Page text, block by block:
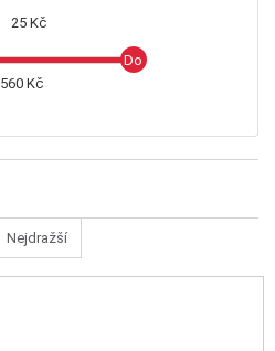
25 Kč
560 Kč
Nejdražší